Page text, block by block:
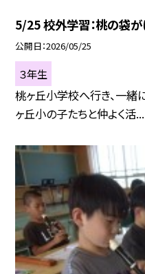
5/25 校外学習：桃の袋が
公開日 2026/05/25
３年生
桃ヶ丘小学校へ行き、一緒
ヶ丘小の子たちと仲よく活...